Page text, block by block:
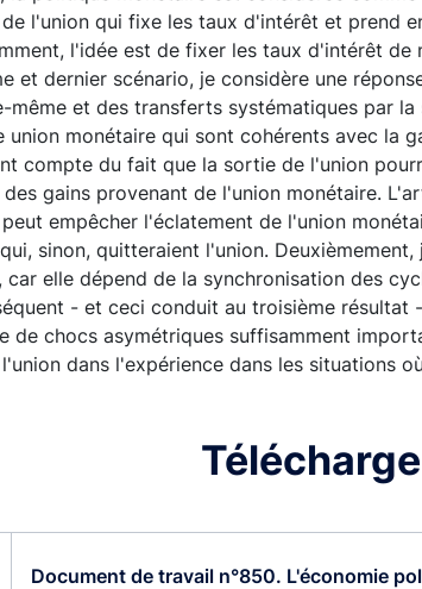
l'union qui fixe les taux d'intérêt et prend
l'idée est de fixer les taux d'intérêt
et dernier scénario, je considère une
même et des transferts systématiques par
union monétaire qui sont cohérents avec la
compte du fait que la sortie de l'union
gains provenant de l'union monétaire.
empêcher l'éclatement de l'union
sinon, quitteraient l'union.
car elle dépend de la synchronisation des
- et ceci conduit au troisième résultat
de chocs asymétriques suffisamment
dans l'expérience dans les situations
Document de travail n°850. L'économie